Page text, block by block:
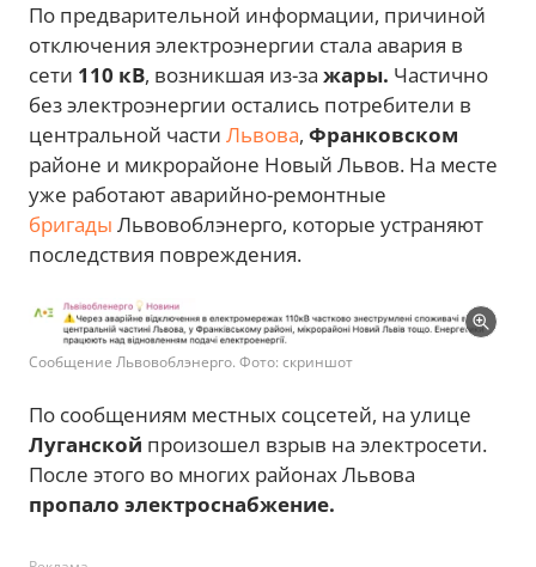
По предварительной информации, причиной
отключения электроэнергии стала авария в
сети 110 кВ, возникшая из-за жары. Частично
без электроэнергии остались потребители в
центральной части Львова, Франковском
районе и микрорайоне Новый Львов. На месте
уже работают аварийно-ремонтные
бригады Львовоблэнерго, которые устраняют
последствия повреждения.
Сообщение Львовоблэнерго. Фото: скриншот
По сообщениям местных соцсетей, на улице
Луганской произошел взрыв на электросети.
После этого во многих районах Львова
пропало электроснабжение.